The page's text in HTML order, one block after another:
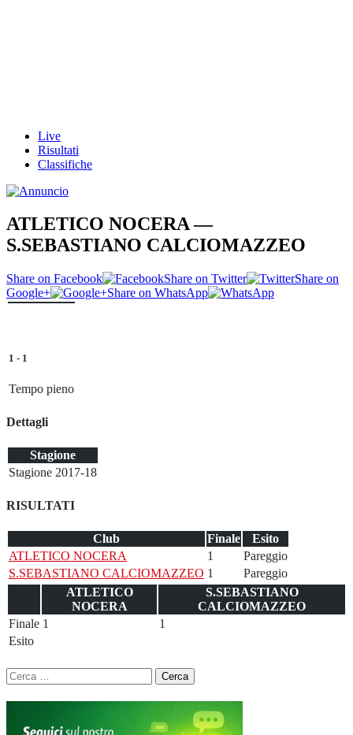
Live
Risultati
Classifiche
ATLETICO NOCERA —
S.SEBASTIANO CALCIOMAZZEO
Share on Facebook Share on Twitter
Share on
Google+
Share on WhatsApp
1 - 1
Tempo pieno
Dettagli
Stagione
Stagione 2017-18
RISULTATI
Club Finale
Esito
ATLETICO NOCERA
1
Pareggio
S.SEBASTIANO CALCIOMAZZEO 1
Pareggio
ATLETICO
NOCERA
S.SEBASTIANO
CALCIOMAZZEO
Finale 1
1
Esito
Ricerca
per: